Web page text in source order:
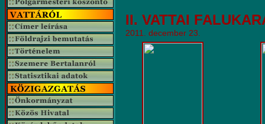
II. VATTAI
2011. december 23.